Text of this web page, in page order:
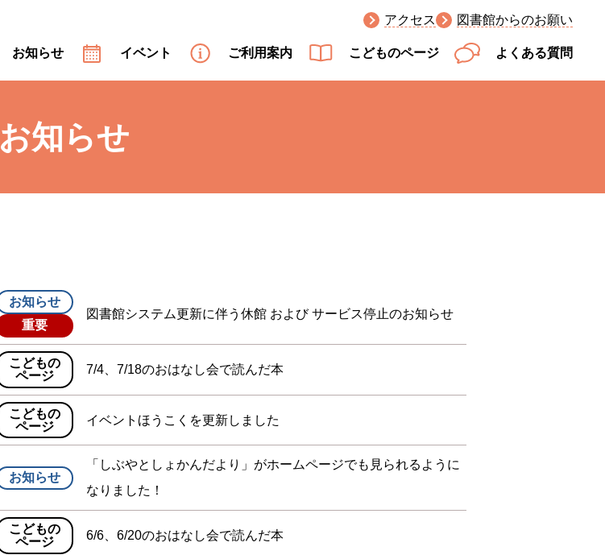
アクセス 図書館からのお願い
お知らせ イベント ご利用案内 こどものページ よくある質問
お知らせ
お知らせ
重要
図書館システム更新に伴う休館 および サービス停止のお知らせ
こどもの
ページ
7/4、7/18のおはなし会で読んだ本
こどもの
ページ
イベントほうこくを更新しました
お知らせ
「しぶやとしょかんだより」がホームページでも見られるように
なりました！
こどもの
ページ
6/6、6/20のおはなし会で読んだ本